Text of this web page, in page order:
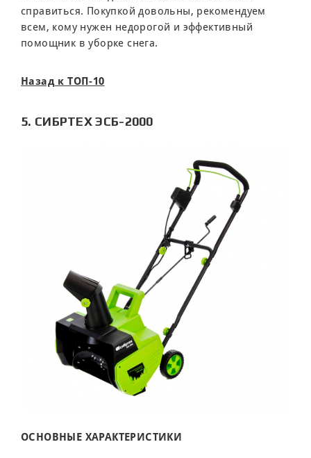
справиться. Покупкой довольны, рекомендуем
всем, кому нужен недорогой и эффективный
помощник в уборке снега.
Назад к ТОП-10
5. СИБРТЕХ ЭСБ-2000
ОСНОВНЫЕ ХАРАКТЕРИСТИКИ